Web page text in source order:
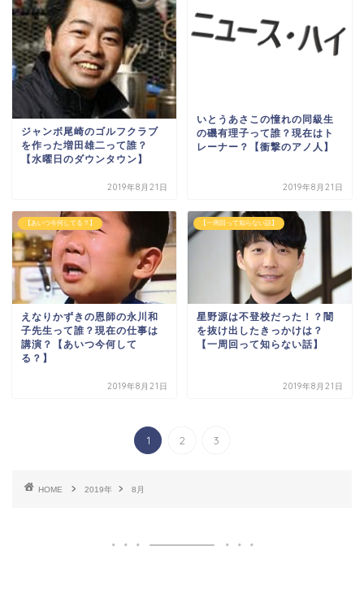
ジャンボ尾崎のゴルフクラブ
を作った増田雄二って誰？
【水曜日のダウンタウン】
2019年8月21日
いとうあさこの憧れの同級生
の磯有理子って誰？現在はト
レーナー？【衝撃のアノ人】
2019年8月21日
【あいつ今何してる？】
えなりかずきの恩師の永川和
子先生って誰？現在の仕事は
講演？【あいつ今何して
る？】
2019年8月21日
【一周回って知らない話】
星野源は不登校だった！？闇
を抜け出したきっかけは？
【一周回って知らない話】
2019年8月21日
1 2 3
HOME 2019年 8月